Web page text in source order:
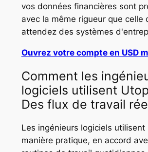
vos données financières sont
avec la même rigueur que celle
attendez des systèmes
Ouvrez votre compte en USD
Comment les
logiciels utilisent
Des flux de travail
Les ingénieurs logiciels utilisent
manière pratique, en accord